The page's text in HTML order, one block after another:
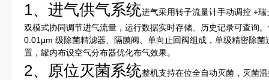
1、进气供气系统进气采用转子流量计手动调控 +
双模式协同调节进气流量，运行数据实时存储、历史记录可查询
0.01μm 级除菌精滤器、隔膜阀、单向止回阀组成，单级精密除
置，罐内布设空气分布器优化布气效果。
2、原位灭菌系统整机支持在位全自动灭菌，灭菌